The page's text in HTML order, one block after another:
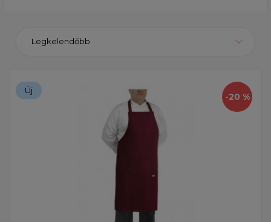
Legkelendőbb
-20 %
Új